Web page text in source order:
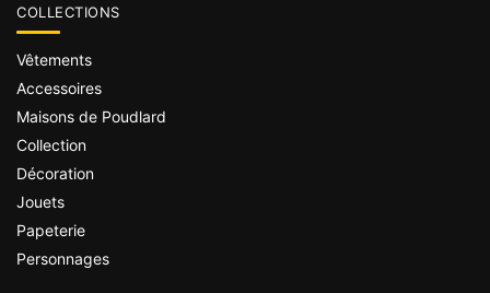
COLLECTIONS
Vêtements
Accessoires
Maisons de Poudlard
Collection
Décoration
Jouets
Papeterie
Personnages